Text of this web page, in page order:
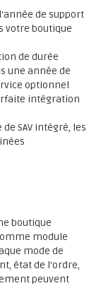
de support
votre boutique
de durée
une année de
optionnel
intégration
SAV intégré, les
boutique
module
mode de
état de l'ordre,
peuvent